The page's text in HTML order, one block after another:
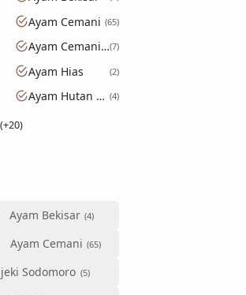
Ayam Cemani 65
Ayam Cemani Walik 7
Ayam Hias 2
Ayam Hutan Hijau 4
Ayam Bekisar
Ayam Cemani
Sodomoro